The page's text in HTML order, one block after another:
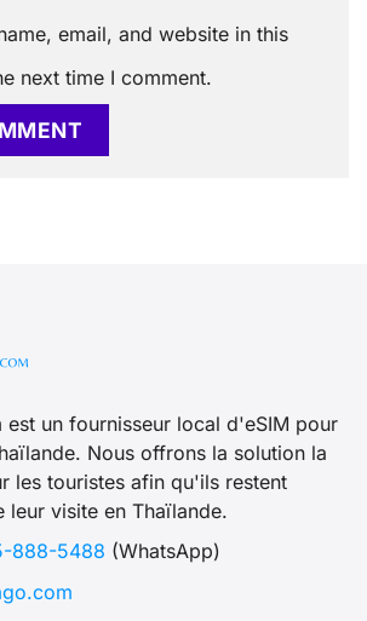
email, and website in this
next time I comment.
est un fournisseur local d'eSIM pour
Nous offrons la solution la
les touristes afin qu'ils restent
leur visite en Thaïlande.
888-5488 (WhatsApp)